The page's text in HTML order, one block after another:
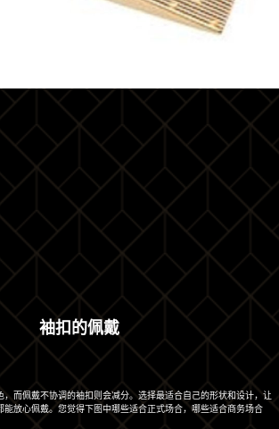
袖扣的佩戴
而佩戴不协调的袖扣则会减分。选择最适合自己的形状和设计，让
能放心佩戴。您觉得下图中哪些适合正式场合，哪些适合商务场合